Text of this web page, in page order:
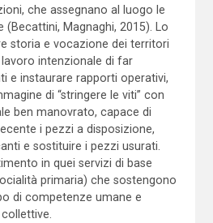
che assegnano al luogo le
(Becattini, Magnaghi, 2015). Lo
storia e vocazione dei territori
intenzionale di far
e instaurare rapporti operativi,
di “stringere le viti” con
ben manovrato, capace di
i pezzi a disposizione,
e sostituire i pezzi usurati.
in quei servizi di base
primaria) che sostengono
di competenze umane e